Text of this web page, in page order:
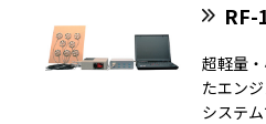
超軽量
たエン
システ